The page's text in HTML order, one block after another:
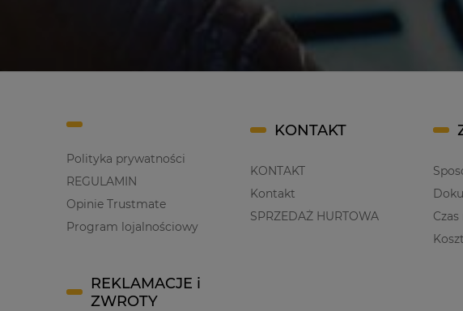
Polityka prywatności
REGULAMIN
Opinie Trustmate
Program lojalnościowy
KONTAKT
KONTAKT
Kontakt
SPRZEDAŻ HURTOWA
REKLAMACJE i
ZWROTY